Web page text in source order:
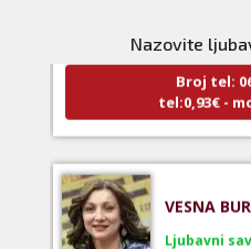
Nazovite
Broj tel:
tel:0,93€ -